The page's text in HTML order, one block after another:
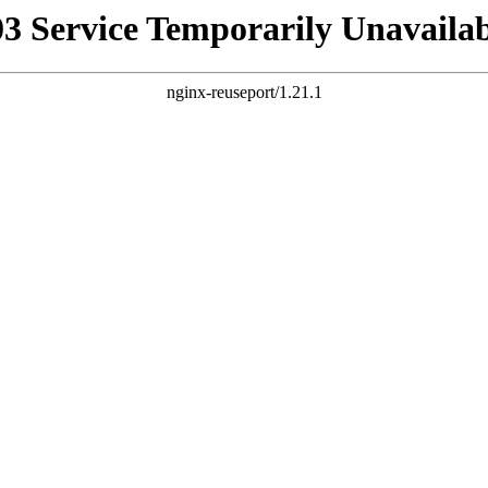
Service Temporarily
nginx-reuseport/1.21.1